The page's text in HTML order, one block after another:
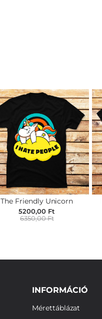
The Friendly Unicorn
5200,00 Ft
6350,00 Ft
INFORMÁCIÓ
Mérettáblázat